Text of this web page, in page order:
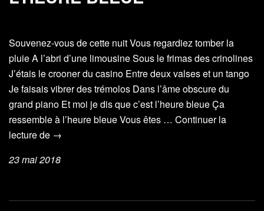
Souvenez-vous de cette nuit Vous regardiez tomber la
pluie A l’abri d’une limousine Sous le frimas des crinolines
J’étais le crooner du casino Entre deux valses et un tango
Je faisais vibrer des trémolos Dans l’âme obscure du
grand piano Et moi je dis que c’est l’heure bleue Ça
ressemble à l’heure bleue Vous êtes … Continuer la
lecture de L’heure
→
23 mai 2018